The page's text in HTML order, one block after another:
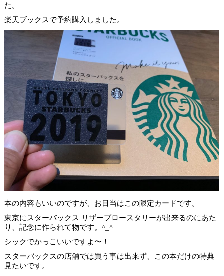
た。
楽天ブックスで予約購入しました。
本の内容もいいのですが、お目当はこの限定カードです。
東京にスターバックス リザーブロースタリーが出来るのにあた
り、記念に作られて物です。^_^
シックでかっこいいですよ〜！
スターバックスの店舗では買う事は出来ず、この本だけの特典
見たいです。